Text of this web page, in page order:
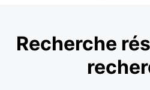
Recherche